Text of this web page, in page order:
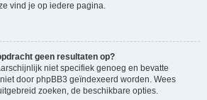
vind je op iedere pagina.
geen resultaten op?
niet specifiek genoeg en bevatte
door phpBB3 geïndexeerd worden. Wees
zoeken, de beschikbare opties.